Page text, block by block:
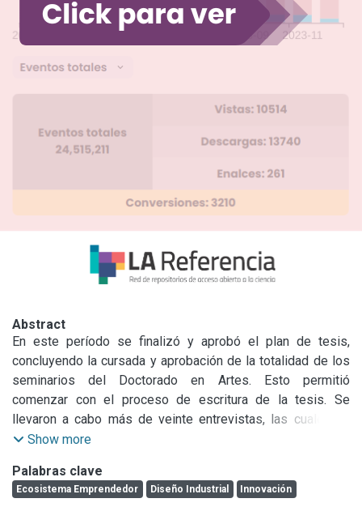
Abstract
En este período se finalizó y aprobó el plan de tesis,
concluyendo la cursada y aprobación de la totalidad de los
seminarios del Doctorado en Artes. Esto permitió
comenzar con el proceso de escritura de la tesis. Se
llevaron a cabo más de veinte entrevistas, las cuales ya
fueron desgrabadas, y analizadas; y se definieron los ocho
definidos en el plan de tesis y en el plan de trabajo
estipulado para el desarrollo de la beca de investigación.
Show more
Palabras clave
Ecosistema Emprendedor Diseño Industrial Innovación